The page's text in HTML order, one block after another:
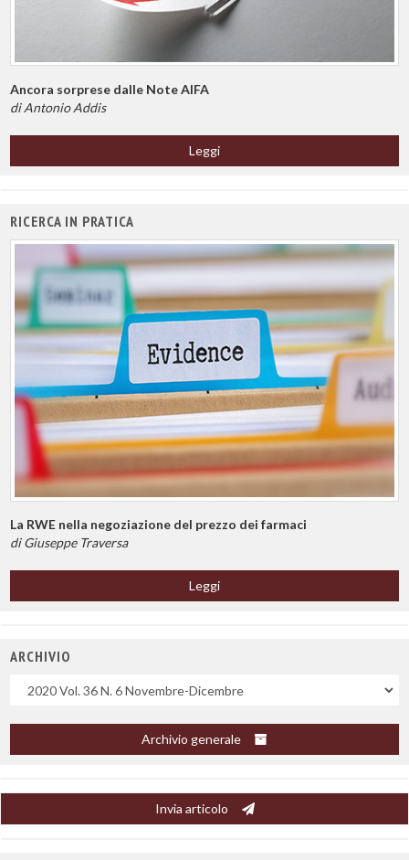
Ancora sorprese dalle Note AIFA
di Antonio Addis
Leggi
RICERCA IN PRATICA
La RWE nella negoziazione del prezzo dei farmaci
di Giuseppe Traversa
Leggi
ARCHIVIO
Archivio generale
Invia articolo